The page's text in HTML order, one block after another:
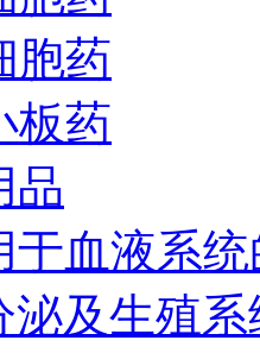
胞药
板药
品
于血液系
泌及生殖